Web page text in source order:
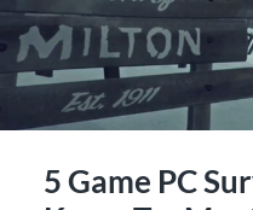
5 Game PC